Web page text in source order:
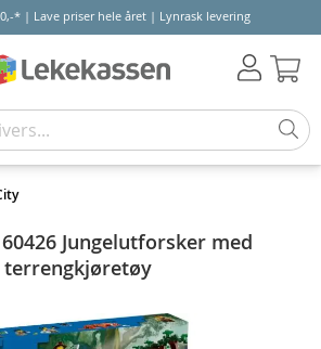
* | Lave priser hele året | Lynrask levering
60426 Jungelutforsker med
terrengkjøretøy